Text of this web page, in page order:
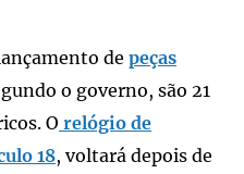
de peças
o governo, são 21
O relógio de
18, voltará depois de